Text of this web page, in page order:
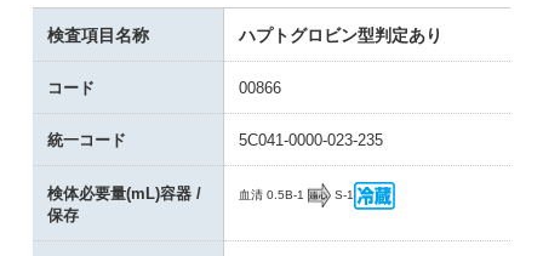
検査項目名称 ハプトグロビン型判定あり
コード 00866
統一コード 5C041-0000-023-235
検体必要量(mL)容器 /
保存
血清 0.5B-1 S-1